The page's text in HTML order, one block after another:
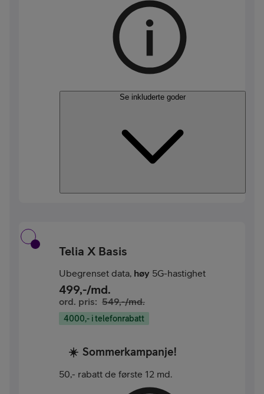
Se inkluderte goder
Telia X Basis
Ubegrenset data, høy 5G-hastighet
499,-/md.
ord. pris: 549,-/md.
4000,- i telefonrabatt
☀️ Sommerkampanje!
50,- rabatt de første 12 md.